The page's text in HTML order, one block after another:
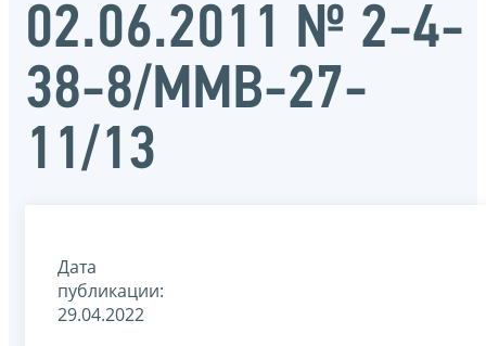
02.06.2011 № 2-4-
38-8/ММВ-27-
11/13
Дата
публикации:
29.04.2022